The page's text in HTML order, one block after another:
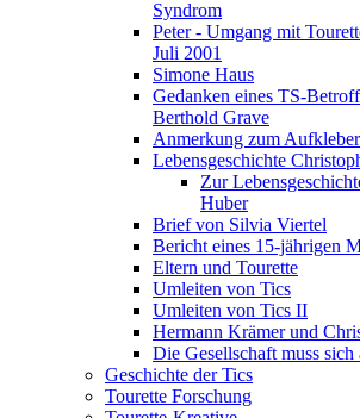
Syndrom
Peter - Umgang mit
Juli 2001
Simone Haus
Gedanken eines TS-
Berthold Grave
Anmerkung zum Aufkleber
Lebensgeschichte
Zur
Huber
Brief von Silvia Viertel
Bericht eines 15-jährigen
Eltern und Tourette
Umleiten von Tics
Umleiten von Tics II
Hermann Krämer und
Die Gesellschaft muss sich
Geschichte der Tics
Tourette Forschung